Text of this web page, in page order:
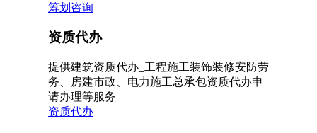
筹划咨询
资质代办
提供建筑资质代办_工程施工装饰装修安防劳
务、房建市政、电力施工总承包资质代办申
请办理等服务
资质代办